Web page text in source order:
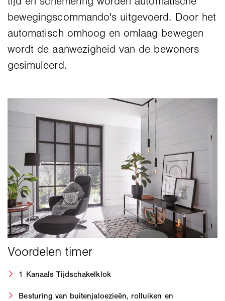
bewegingscommando's uitgevoerd. Door het
automatisch omhoog en omlaag bewegen
wordt de aanwezigheid van de bewoners
gesimuleerd.
1 Kanaals Tijdschakelklok
Besturing van buitenjaloezieën, rolluiken en